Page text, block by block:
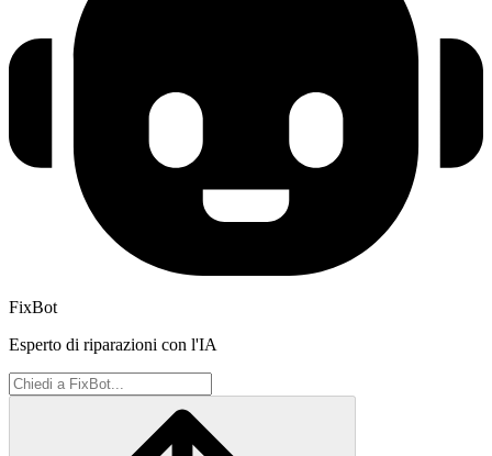
FixBot
Esperto di riparazioni con l'IA